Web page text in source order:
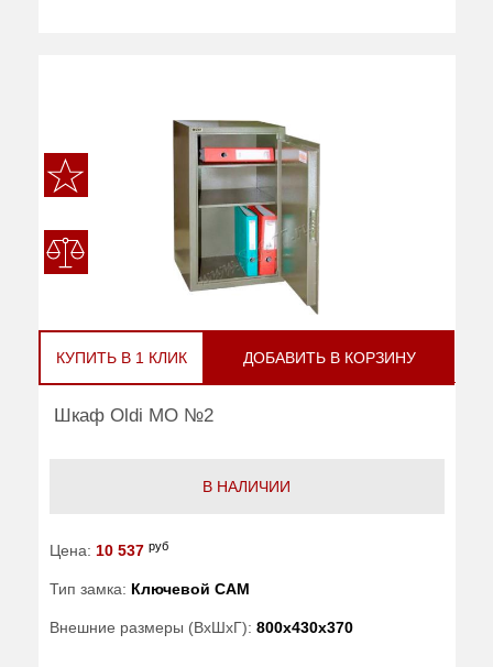
КУПИТЬ В 1 КЛИК ДОБАВИТЬ В КОРЗИНУ
Шкаф Oldi МО №2
В НАЛИЧИИ
Цена: 10 537 руб
Тип замка: Ключевой САМ
Внешние размеры (ВхШхГ): 800x430x370